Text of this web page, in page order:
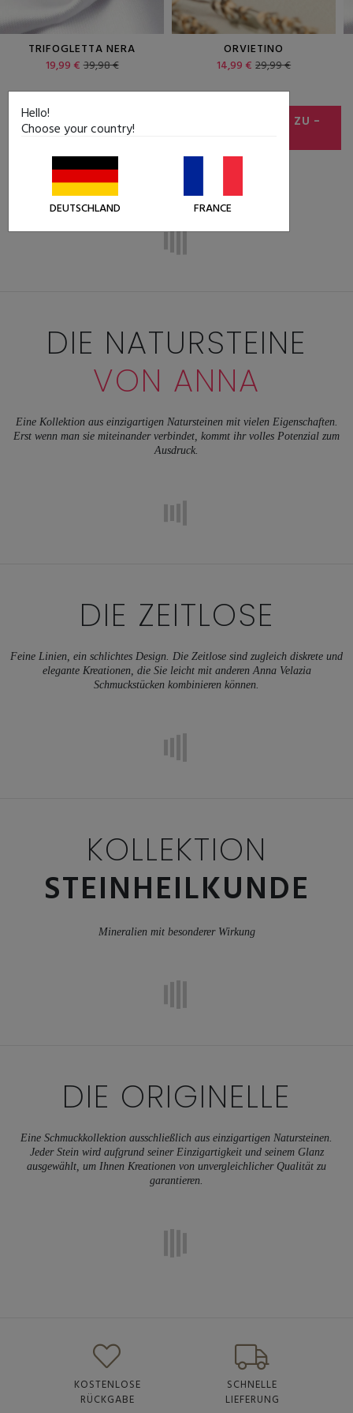
TRIFOGLETTA NERA
19,99 €39,98 €
ORVIETINO
14,99 € 29,99 €
ALLE ANGEBOTE SEHEN SCHMUCK OUTLET ZU -
DIE NATURSTEINE
VON ANNA
Eine Kollektion aus einzigartigen Natursteinen mit vielen Eigenschaften.
Erst wenn man sie miteinander verbindet, kommt ihr volles Potenzial zum
Ausdruck.
DIE ZEITLOSE
Feine Linien, ein schlichtes Design. Die Zeitlose sind zugleich diskrete und
elegante Kreationen, die Sie leicht mit anderen Anna Velazia
Schmuckstücken kombinieren können.
KOLLEKTION
STEINHEILKUNDE
Mineralien mit besonderer Wirkung
DIE ORIGINELLE
Eine Schmuckkollektion ausschließlich aus einzigartigen Natursteinen.
Jeder Stein wird aufgrund seiner Einzigartigkeit und seinem Glanz
ausgewählt, um Ihnen Kreationen von unvergleichlicher Qualität zu
garantieren.
KOSTENLOSE
RÜCKGABE
SCHNELLE
LIEFERUNG
Hello!
Choose your country!
DEUTSCHLAND FRANCE